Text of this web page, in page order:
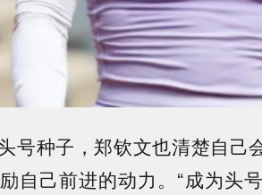
号种子，郑钦文也清楚自己
自己前进的动力。“成为头